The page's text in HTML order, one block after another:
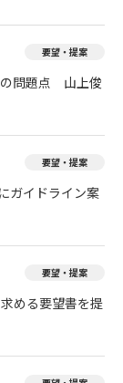
要望・提案
の問題点 山上俊
要望・提案
ガイドライン案
要望・提案
める要望書を提